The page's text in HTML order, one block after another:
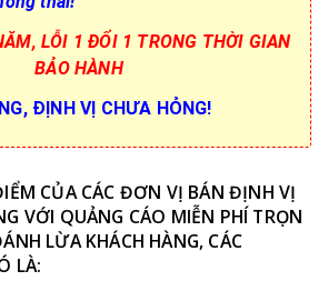
LỖI 1 ĐỔI 1 TRONG THỜI GIAN
BẢO HÀNH
ĐỊNH VỊ CHƯA HỎNG!
CỦA CÁC ĐƠN VỊ BÁN ĐỊNH VỊ
VỚI QUẢNG CÁO MIỄN PHÍ TRỌN
LỪA KHÁCH HÀNG, CÁC
LÀ: